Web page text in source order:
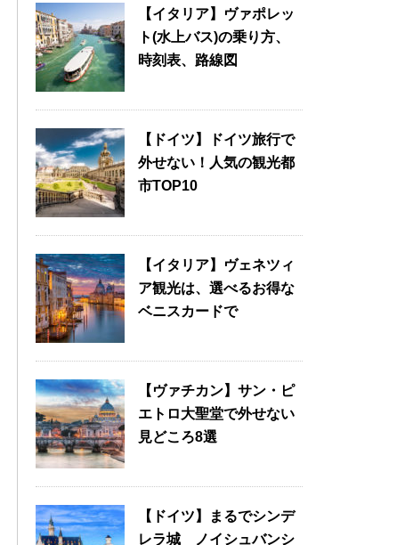
【イタリア】ヴァポレッ
ト(水上バス)の乗り方、
時刻表、路線図
【ドイツ】ドイツ旅行で
外せない！人気の観光都
市TOP10
【イタリア】ヴェネツィ
ア観光は、選べるお得な
ベニスカードで
【ヴァチカン】サン・ピ
エトロ大聖堂で外せない
見どころ8選
【ドイツ】まるでシンデ
レラ城 ノイシュバンシ